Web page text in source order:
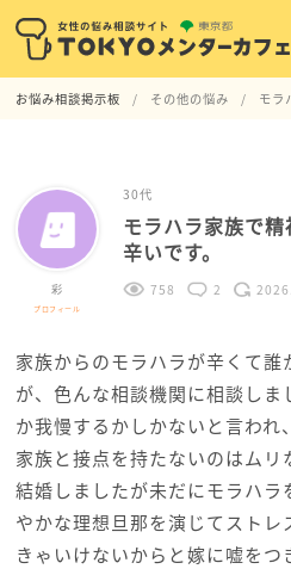
お悩み相談掲示板 その他の悩み モラ
彩
プロフィール
30代
モラハラ家族で
辛いです。
758 2
家族からのモラハラが辛くて
が、色んな相談機関に相談しま
か我慢するかしかないと言われ
家族と接点を持たないのはム
結婚しましたが未だにモラハ
やかな理想旦那を演じてスト
きゃいけないからと嫁に嘘を